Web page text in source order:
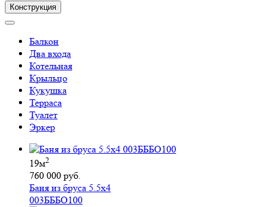
Конструкция
Балкон
Два входа
Котельная
Крыльцо
Кукушка
Терраса
Туалет
Эркер
19м2
760 000 руб.
Баня из бруса 5.5х4
003БББО100